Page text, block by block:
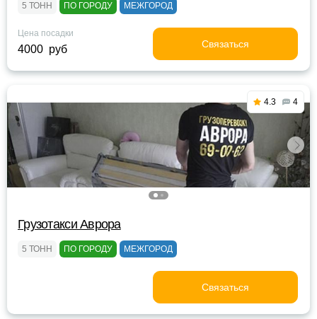
5 ТОНН ПО ГОРОДУ МЕЖГОРОД
Цена посадки
4000 руб Связаться
4.3 4
Грузотакси Аврора
5 ТОНН ПО ГОРОДУ МЕЖГОРОД
Связаться